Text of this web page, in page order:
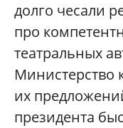
долго чесали
про
театральных
Министерство
их
президента